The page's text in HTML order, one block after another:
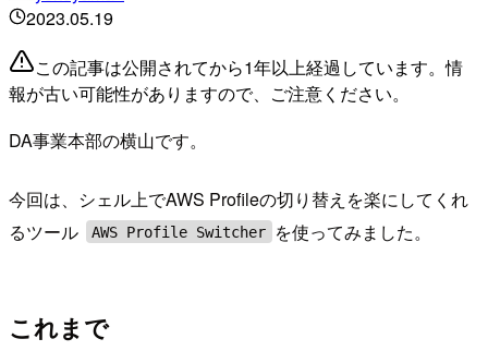
2023.05.19
この記事は公開されてから1年以上経過しています。情
報が古い可能性がありますので、ご注意ください。
DA事業本部の横山です。
今回は、シェル上でAWS Profileの切り替えを楽にしてくれ
るツール
AWS Profile Switcher を使ってみました。
これまで